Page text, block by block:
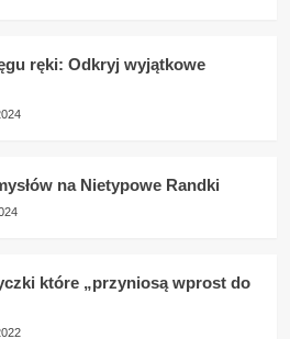
ręki: Odkryj wyjątkowe
na Nietypowe Randki
które „przyniosą wprost do